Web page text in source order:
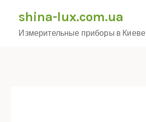
content
shina-lux.com.ua
Измерительные приборы в Киеве